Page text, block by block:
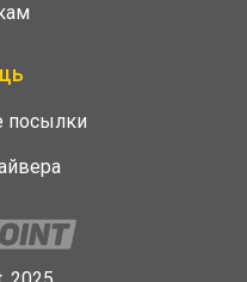
посылки